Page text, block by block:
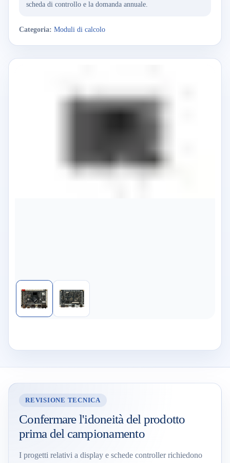
scheda di controllo e la domanda annuale.
Categoria: Moduli di calcolo
REVISIONE TECNICA
Confermare l'idoneità del prodotto
prima del campionamento
I progetti relativi a display e schede controller richiedono